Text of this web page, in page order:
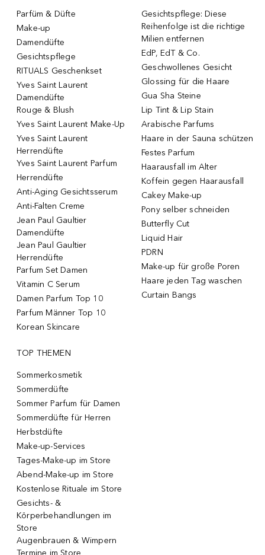
Parfüm & Düfte
Make-up
Damendüfte
Gesichtspflege
RITUALS Geschenkset
Yves Saint Laurent
Damendüfte
Rouge & Blush
Yves Saint Laurent Make-Up
Yves Saint Laurent
Herrendüfte
Yves Saint Laurent Parfum
Herrendüfte
Anti-Aging Gesichtsserum
Anti-Falten Creme
Jean Paul Gaultier
Damendüfte
Jean Paul Gaultier
Herrendüfte
Parfum Set Damen
Vitamin C Serum
Damen Parfum Top 10
Parfum Männer Top 10
Korean Skincare
Gesichtspflege: Diese
Reihenfolge ist die richtige
Milien entfernen
EdP, EdT & Co.
Geschwollenes Gesicht
Glossing für die Haare
Gua Sha Steine
Lip Tint & Lip Stain
Arabische Parfums
Haare in der Sauna schützen
Festes Parfum
Haarausfall im Alter
Koffein gegen Haarausfall
Cakey Make-up
Pony selber schneiden
Butterfly Cut
Liquid Hair
PDRN
Make-up für große Poren
Haare jeden Tag waschen
Curtain Bangs
TOP THEMEN
Sommerkosmetik
Sommerdüfte
Sommer Parfum für Damen
Sommerdüfte für Herren
Herbstdüfte
Make-up-Services
Tages-Make-up im Store
Abend-Make-up im Store
Kostenlose Rituale im Store
Gesichts- &
Körperbehandlungen im
Store
Augenbrauen & Wimpern
Termine im Store